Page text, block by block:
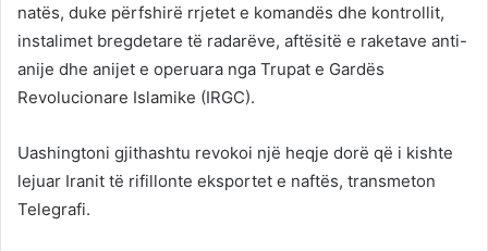
natës, duke përfshirë rrjetet e komandës dhe kontrollit,
instalimet bregdetare të radarëve, aftësitë e raketave anti-
anije dhe anijet e operuara nga Trupat e Gardës
Revolucionare Islamike (IRGC).
Uashingtoni gjithashtu revokoi një heqje dorë që i kishte
lejuar Iranit të rifillonte eksportet e naftës, transmeton
Telegrafi.